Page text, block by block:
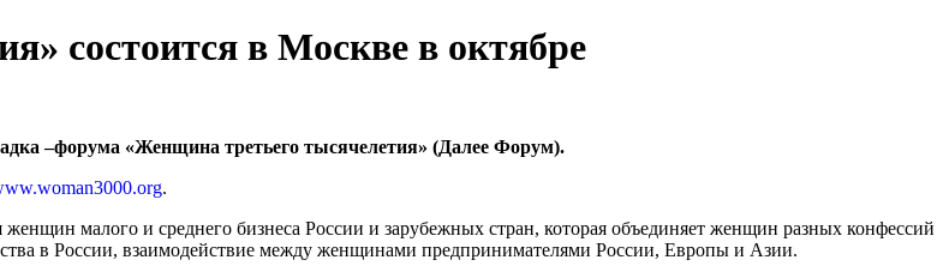
состоится в Москве в октябре
–форума «Женщина третьего тысячелетия» (Далее Форум).
.
малого и среднего бизнеса России и зарубежных стран, которая объединяет женщин разных конфессий
в России, взаимодействие между женщинами предпринимателями России, Европы и Азии.